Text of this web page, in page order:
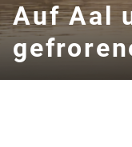
Auf Aal